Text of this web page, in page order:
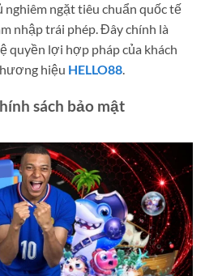
ngặt tiêu chuẩn quốc tế
nhập trái phép. Đây chính là
quyền lợi hợp pháp của khách
hiệu HELLO88.
sách bảo mật